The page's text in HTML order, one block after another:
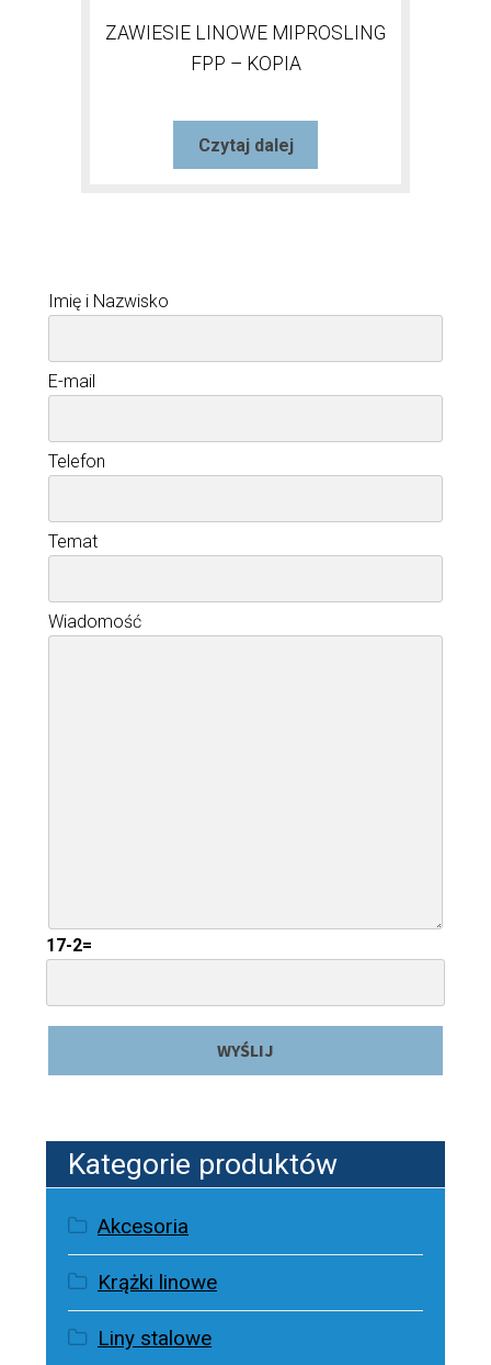
ZAWIESIE LINOWE MIPROSLING
FPP – KOPIA
Czytaj dalej
Imię i Nazwisko
E-mail
Telefon
Temat
Wiadomość
17-2=
Kategorie produktów
Akcesoria
Krążki linowe
Liny stalowe